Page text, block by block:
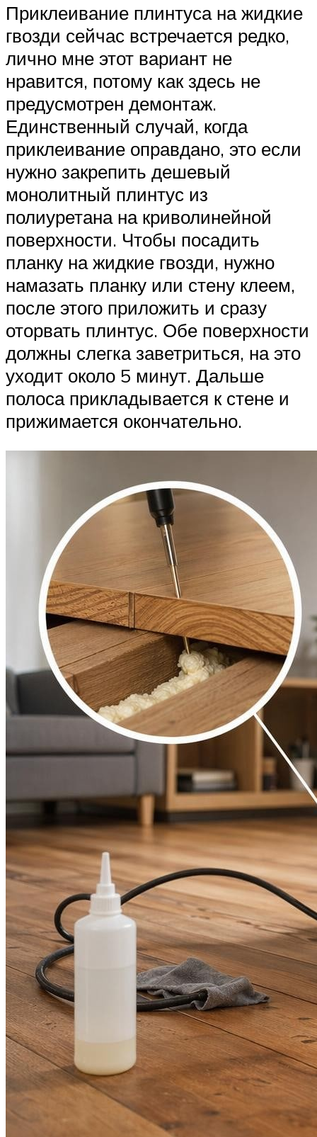
Приклеивание плинтуса на жидкие
гвозди сейчас встречается редко,
лично мне этот вариант не
нравится, потому как здесь не
предусмотрен демонтаж.
Единственный случай, когда
приклеивание оправдано, это если
нужно закрепить дешевый
монолитный плинтус из
полиуретана на криволинейной
поверхности. Чтобы посадить
планку на жидкие гвозди, нужно
намазать планку или стену клеем,
после этого приложить и сразу
оторвать плинтус. Обе поверхности
должны слегка заветриться, на это
уходит около 5 минут. Дальше
полоса прикладывается к стене и
прижимается окончательно.